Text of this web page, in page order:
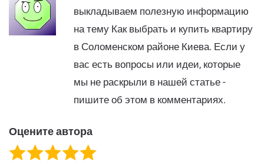
выкладываем полезную информацию
на тему Как выбрать и купить квартиру
в Соломенском районе Киева. Если у
вас есть вопросы или идеи, которые
мы не раскрыли в нашей статье -
пишите об этом в комментариях.
Оцените автора